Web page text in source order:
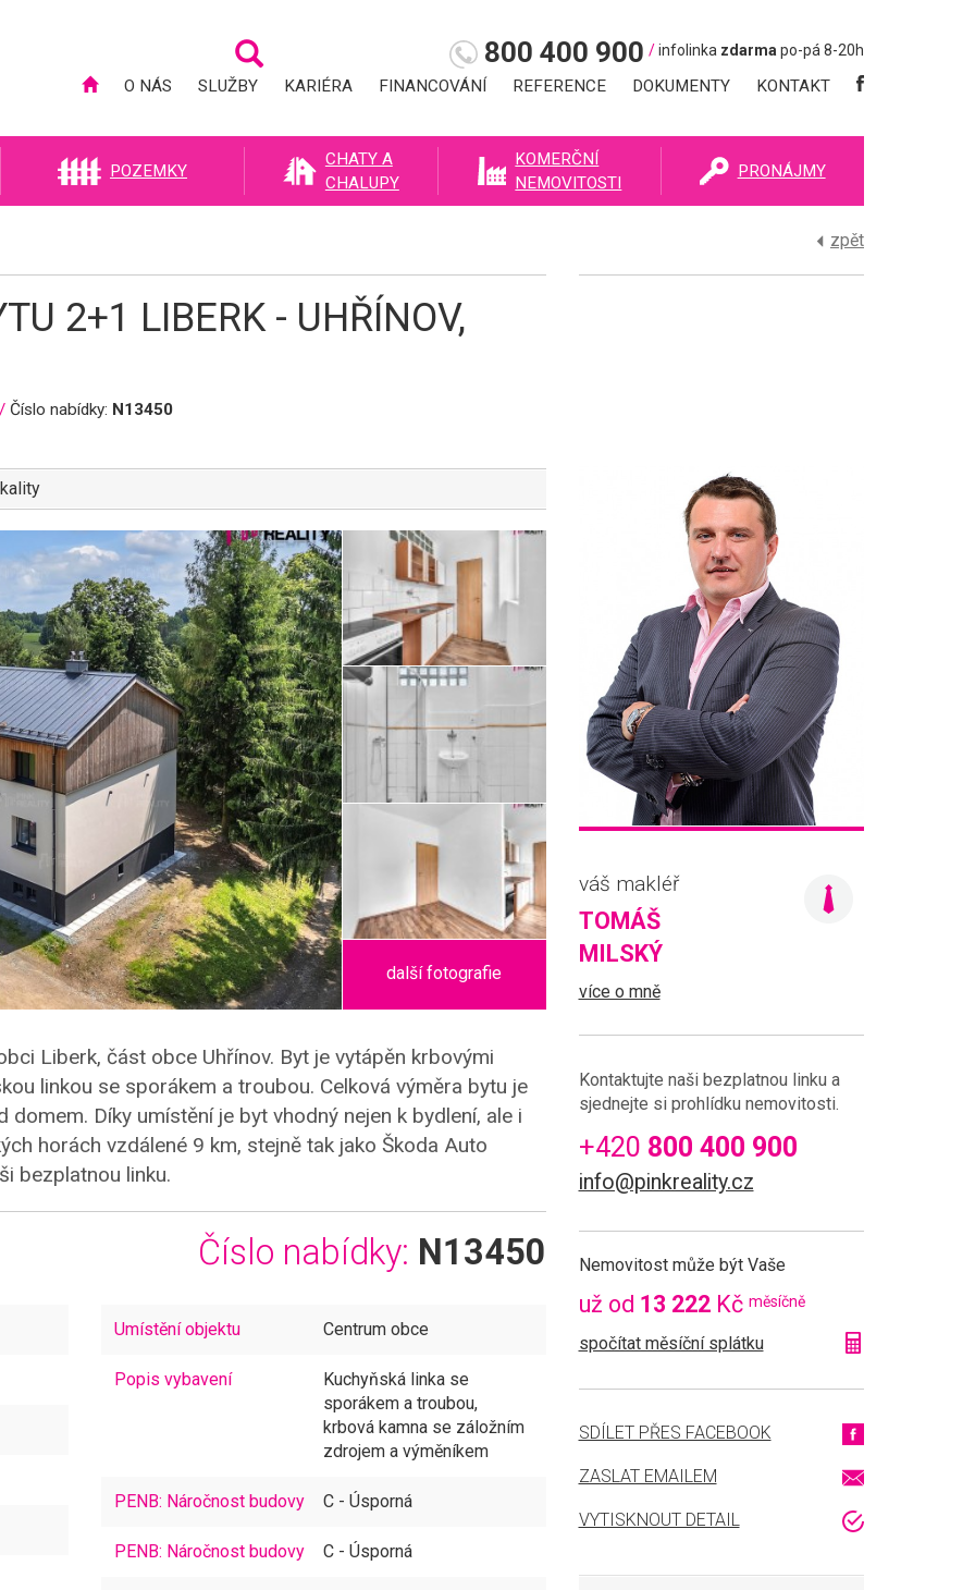
800 400 900 /infolinka zdarma po-pá 8-20h
O NÁS SLUŽBY KARIÉRA FINANCOVÁNÍ REFERENCE DOKUMENTY KONTAKT
POZEMKY
CHATY A
CHALUPY
KOMERČNÍ
NEMOVITOSTI
PRONÁJMY
zpět
2+1 LIBERK - UHŘÍNOV,
/ Číslo nabídky: N13450
další fotografie
Liberk, část obce Uhřínov. Byt je vytápěn krbovými
linkou se sporákem a troubou. Celková výměra bytu je
Díky umístění je byt vhodný nejen k bydlení, ale i
horách vzdálené 9 km, stejně tak jako Škoda Auto
bezplatnou linku.
Číslo nabídky: N13450
Umístění objektu Centrum obce
Popis vybavení
Kuchyňská linka se
sporákem a troubou,
krbová kamna se záložním
zdrojem a výměníkem
PENB: Náročnost budovy C - Úsporná
PENB: Náročnost budovy C - Úsporná
váš makléř
TOMÁŠ
MILSKÝ
více o mně
Kontaktujte naši bezplatnou linku a
sjednejte si prohlídku nemovitosti.
+420 800 400 900
info@pinkreality.cz
Nemovitost může být Vaše
už od 13 222Kč měsíčně
spočítat měsíční splátku
SDÍLET PŘES FACEBOOK
ZASLAT EMAILEM
VYTISKNOUT DETAIL